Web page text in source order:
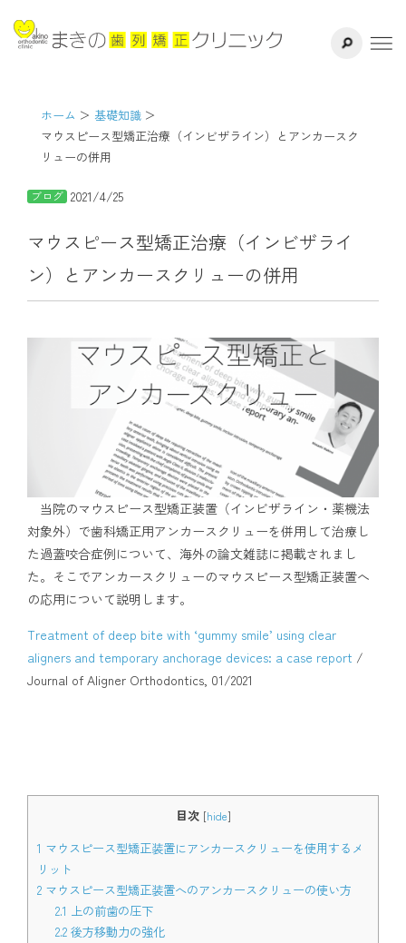
千葉県八千
医院紹介
ドクター紹介
治療の流れ
リスク・副作用
アクセス
通院中の方はこちら
初診相談予約
サイト内検索
ホーム
基礎知識
マウスピース型矯正治療（インビザライン）とアンカースク
リューの併用
ブログ 2021/4/25
マウスピース型矯正治療（インビザライ
ン）とアンカースクリューの併用
当院のマウスピース型矯正装置（インビザライン・薬機法
対象外）で歯科矯正用アンカースクリューを併用して治療し
た過蓋咬合症例について、海外の論文雑誌に掲載されまし
た。そこでアンカースクリューのマウスピース型矯正装置へ
の応用について説明します。
Treatment of deep bite with ‘gummy smile’ using clear
aligners and temporary anchorage devices: a case report /
Journal of Aligner Orthodontics, 01/2021
目次 [hide]
1 マウスピース型矯正装置にアンカースクリューを使用するメ
リット
2 マウスピース型矯正装置へのアンカースクリューの使い方
2.1 上の前歯の圧下
2.2後方移動力の強化